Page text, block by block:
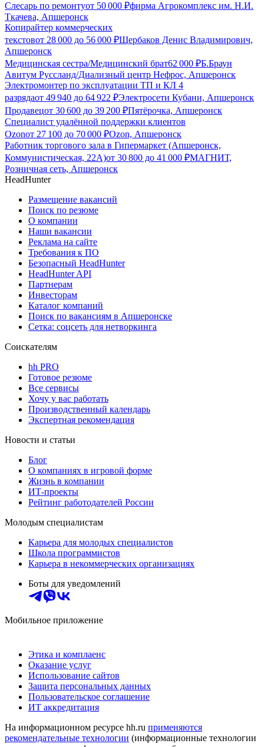
Слесарь по ремонтуот 50 000 ₽фирма Агрокомплекс им. Н.И.
Ткачева, Апшеронск
Копирайтер коммерческих
текстовот 28 000 до 56 000 ₽Щербаков Денис Владимирович,
Апшеронск
Медицинская сестра/Медицинский брат62 000 ₽Б.Браун
Авитум Руссланд/Диализный центр Нефрос, Апшеронск
Электромонтер по эксплуатации ТП и КЛ 4
разрядаот 49 940 до 64 922 ₽Электросети Кубани, Апшеронск
Продавецот 30 600 до 39 200 ₽Пятёрочка, Апшеронск
Специалист удалённой поддержки клиентов
Ozonот 27 100 до 70 000 ₽Ozon, Апшеронск
Работник торгового зала в Гипермаркет (Апшеронск,
Коммунистическая, 22А)от 30 800 до 41 000 ₽МАГНИТ,
Розничная сеть, Апшеронск
HeadHunter
Размещение вакансий
Поиск по резюме
О компании
Наши вакансии
Реклама на сайте
Требования к ПО
Безопасный HeadHunter
HeadHunter API
Партнерам
Инвесторам
Каталог компаний
Поиск по вакансиям в Апшеронске
Сетка: соцсеть для нетворкинга
Соискателям
hh PRO
Готовое резюме
Все сервисы
Хочу у вас работать
Производственный календарь
Экспертная рекомендация
Новости и статьи
Блог
О компаниях в игровой форме
Жизнь в компании
ИТ-проекты
Рейтинг работодателей России
Молодым специалистам
Карьера для молодых специалистов
Школа программистов
Карьера в некоммерческих организациях
Боты для уведомлений
Мобильное приложение
Этика и комплаенс
Оказание услуг
Использование сайтов
Защита персональных данных
Пользовательское соглашение
ИТ аккредитация
На информационном ресурсе hh.ru применяются
рекомендательные технологии (информационные технологии